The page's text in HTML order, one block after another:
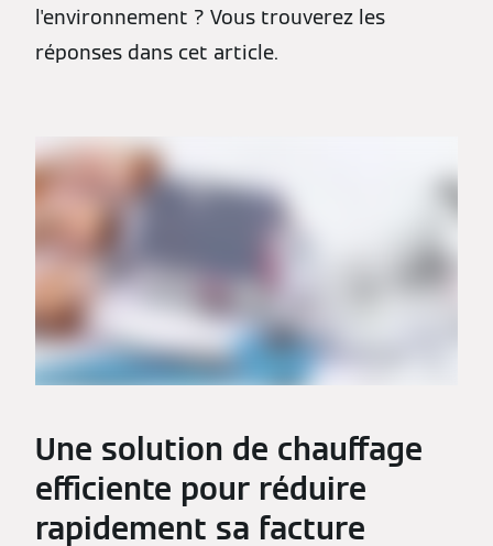
l'environnement ? Vous trouverez les
réponses dans cet article.
Une solution de chauffage
efficiente pour réduire
rapidement sa facture